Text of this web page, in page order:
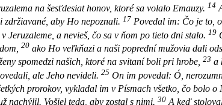
na šesťdesiat honov, ktoré sa volalo Emauzy. 14
zdržiavané, aby Ho nepoznali. 17 Povedal im: Čo je to,
Jeruzaleme, a nevieš, čo sa v ňom po tieto dni stalo. 19
20 ako Ho veľkňazi a naši poprední mužovia dali
spomedzi našich, ktoré na svitaní boli pri hrobe, 23 a
ale Jeho nevideli. 25 On im povedal: Ó,
prorokov, vykladal im v Písmach všetko, čo bolo o
nachýlil. Vošiel teda, aby zostal s nimi. 30 A keď